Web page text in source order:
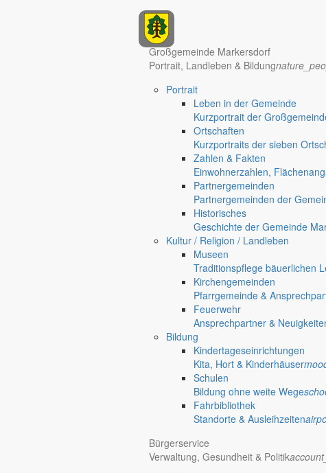
Hotel Nürnberg
Regional werben auf markersdorf.de! anzeigen@gemeinde-
Großgemeinde Markersdorf
Portrait, Landleben & Bildung
Portrait
Leben in der Gemeinde
Kurzportrait der
Ortschaften
Kurzportraits der sieben
Zahlen & Fakten
Einwohnerzahlen,
Partnergemeinden
Partnergemeinden der
Historisches
Geschichte der Gemeinde
Kultur / Religion / Landleben
Museen
Traditionspflege bäuerlichen
Kirchengemeinden
Pfarrgemeinde &
Feuerwehr
Ansprechpartner &
Bildung
Kindertageseinrichtungen
Kita, Hort & Kinderhäuser
Schulen
Bildung ohne weite Wege
Fahrbibliothek
Standorte & Ausleihzeiten
Bürgerservice
Verwaltung, Gesundheit & Politik
Deutsch-Paulsdorf